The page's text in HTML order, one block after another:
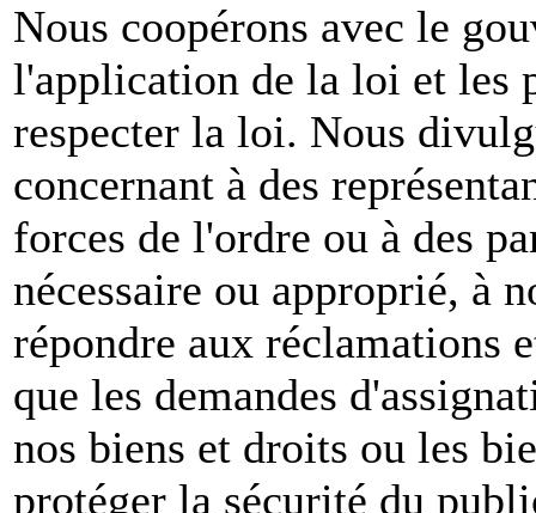
Nous coopérons avec le
l'application de la loi et les
respecter la loi. Nous
concernant à des
forces de l'ordre ou à des
nécessaire ou approprié, à
répondre aux réclamations
que les demandes
nos biens et droits ou les
protéger la sécurité du